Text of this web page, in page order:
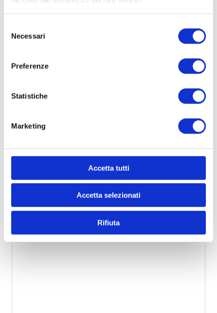
delNecessari
Preferenze
Statistiche
Marketing
Accetta tutti
Accetta selezionati
Rifiuta